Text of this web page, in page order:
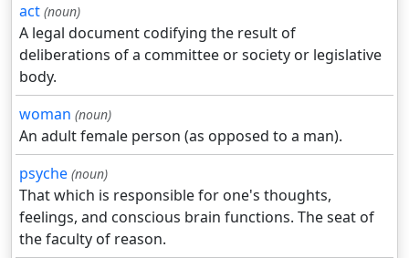
act (noun)
A legal document codifying the result of
deliberations of a committee or society or legislative
body.
woman (noun)
An adult female person (as opposed to a man).
psyche (noun)
That which is responsible for one's thoughts,
feelings, and conscious brain functions. The seat of
the faculty of reason.